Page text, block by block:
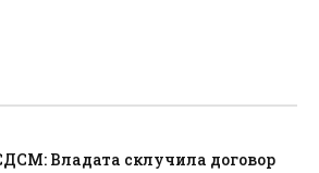
Владата склучила договор